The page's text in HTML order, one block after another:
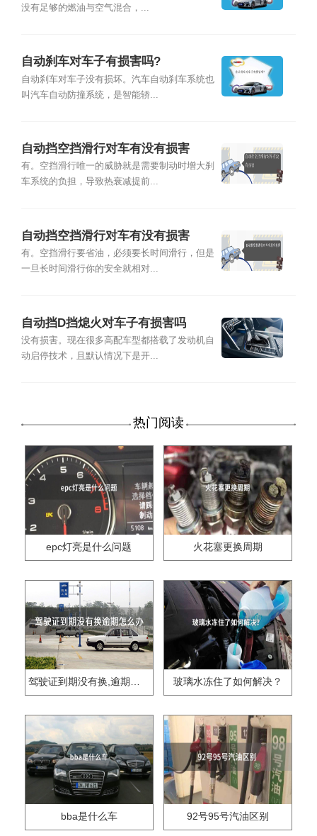
没有足够的燃油与空气混合，...
自动刹车对车子有损害吗?
自动刹车对车子没有损坏。汽车自动刹车系统也
叫汽车自动防撞系统，是智能轿...
自动挡空挡滑行对车有没有损害
有。空挡滑行唯一的威胁就是需要制动时增大刹
车系统的负担，导致热衰减提前...
自动挡空挡滑行对车有没有损害
有。空挡滑行要省油，必须要长时间滑行，但是
一旦长时间滑行你的安全就相对...
自动挡D挡熄火对车子有损害吗
没有损害。现在很多高配车型都搭载了发动机自
动启停技术，且默认情况下是开...
热门阅读
epc灯亮是什么问题 火花塞更换周期
驾驶证到期没有换,逾期怎么办?? 玻璃水冻住了如何解决？
bba是什么车 92号95号汽油区别